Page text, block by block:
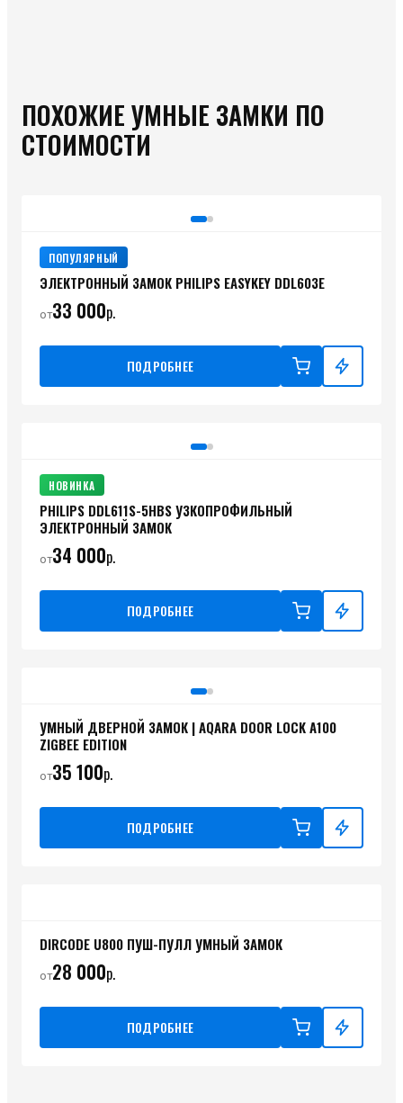
ПОХОЖИЕ УМНЫЕ ЗАМКИ ПО
СТОИМОСТИ
ПОПУЛЯРНЫЙ
ЭЛЕКТРОННЫЙ ЗАМОК PHILIPS EASYKEY DDL603E
от33 000р.
ПОДРОБНЕЕ
НОВИНКА
PHILIPS DDL611S-5HBS УЗКОПРОФИЛЬНЫЙ
ЭЛЕКТРОННЫЙ ЗАМОК
от34 000р.
ПОДРОБНЕЕ
УМНЫЙ ДВЕРНОЙ ЗАМОК | AQARA DOOR LOCK A100
ZIGBEE EDITION
от35 100р.
ПОДРОБНЕЕ
DIRCODE U800 ПУШ-ПУЛЛ УМНЫЙ ЗАМОК
от28 000р.
ПОДРОБНЕЕ